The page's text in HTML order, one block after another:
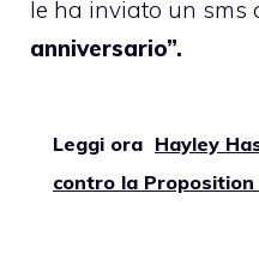
le ha inviato un sms
anniversario”.
Leggi ora Hayley
contro la Proposition